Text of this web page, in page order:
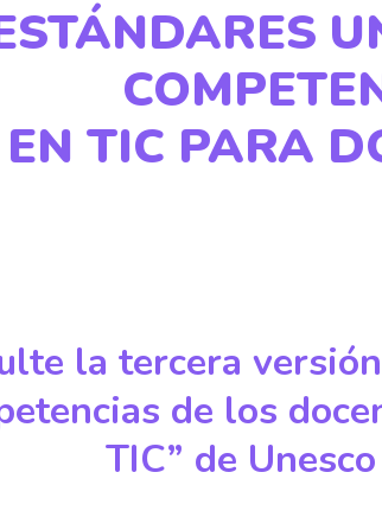
EN TIC PARA
la tercera
de los
TIC” de